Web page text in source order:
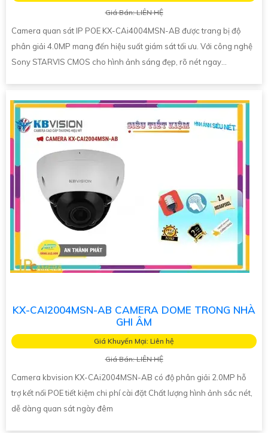
Giá Bán: LIÊN HỆ
Camera quan sát IP POE KX-CAi4004MSN-AB được trang bị độ
phân giải 4.0MP mang đến hiệu suất giám sát tối ưu. Với công nghệ
Sony STARVIS CMOS cho hình ảnh sáng đẹp, rõ nét ngay...
KX-CAI2004MSN-AB CAMERA DOME TRONG NHÀ
GHI ÂM
Giá Khuyến Mại: Liên hệ
Giá Bán: LIÊN HỆ
Camera kbvision KX-CAi2004MSN-AB có độ phân giải 2.0MP hỗ
trợ kết nối POE tiết kiệm chi phí cài đặt Chất lượng hình ảnh sắc nét,
dễ dàng quan sát ngày đêm